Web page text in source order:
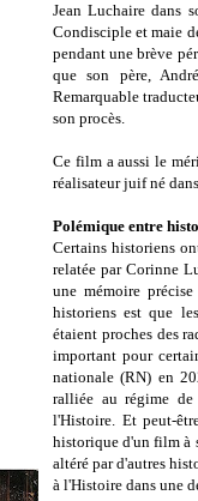
Jean Luchaire dans
Condisciple et maie
pendant une brève
que son père,
Remarquable
son procès.
Ce film a aussi le
réalisateur juif né
Polémique entre
Certains historiens
relatée par Corinne
une mémoire
historiens est que
étaient proches des
important pour
nationale (RN) en
ralliée au régime
l'Histoire. Et peut-
historique d'un film à
altéré par d'autres
à l'Histoire dans une